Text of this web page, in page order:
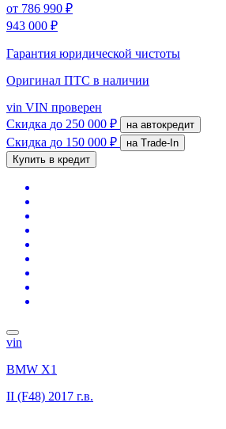
от 786 990 ₽
943 000 ₽
Гарантия юридической чистоты
Оригинал ПТС в наличии
vin VIN проверен
Скидка до 250 000 ₽ на автокредит
Скидка до 150 000 ₽
на Trade-In
Купить в кредит
vin
BMW X1
II (F48) 2017 г.в.